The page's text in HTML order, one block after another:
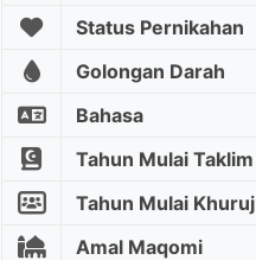
Status Pernikahan
Golongan Darah
Bahasa
Tahun Mulai Taklim
Tahun Mulai Khuruj
Amal Maqomi